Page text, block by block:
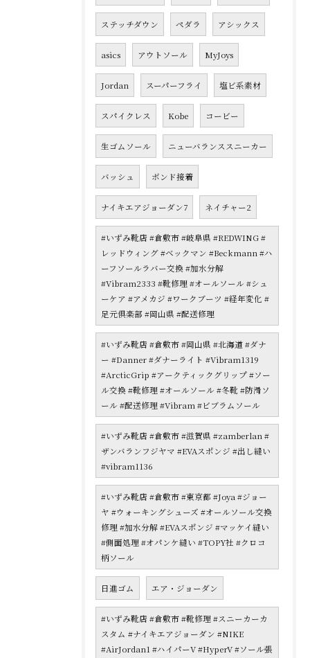
ステッチダウン ペダラ アシックス
asics アウトソール MyJoys
Jordan スーパーフライ 塩ビ系素材
スパイクレス Kobe コービー
生ゴムソール ニューバランススニーカー
バッシュ ボンド接着
ナイキエアジョーダン7 ネイチャー2
#いずみ靴店 #倉敷市 #岐阜県 #REDWING #
レッドウィング #ベックマン #Beckmann #ハ
ーフソールラバー交換 #加水分解
#Vibram2333 #靴修理 #オールソール #シュ
ーケア #アメカジ #ワークブーツ #経年変化 #
足元倶楽部 #岡山県 #配送修理
#いずみ靴店 #倉敷市 #岡山県 #北海道 #ダナ
ー #Danner #ダナーライト #Vibram1319
#ArcticGrip #アークティックグリップ #ソー
ル交換 #靴修理 #オールソール #冬靴 #防滑ソ
ール #配送修理 #Vibram #ビブラムソール
#いずみ靴店 #倉敷市 #滋賀県 #zamberlan #
ザンバランフジヤマ #EVAスポンジ #出し縫い
#vibram1136
#いずみ靴店 #倉敷市 #東京都 #Joya #ジョー
ヤ #ウォーキングシューズ #オールソール交換
修理 #加水分解 #EVAスポンジ #マッケイ縫い
#側面処理 #オパンケ縫い #TOPY社 #クロコ
柄ソール
日進ゴム エア・ジョーダン
#いずみ靴店 #倉敷市 #靴修理 #スニーカーカ
スタム #ナイキエアジョーダン #NIKE
#AirJordan1 #ハイパーV #HyperV #ソール張